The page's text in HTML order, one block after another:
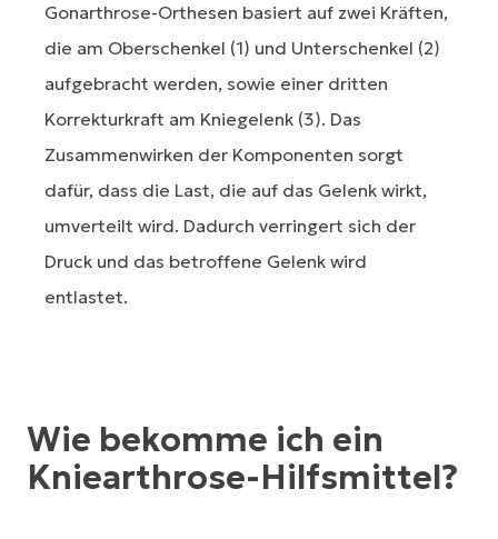
Gonarthrose-Orthesen basiert auf zwei Kräften,
die am Oberschenkel (1) und Unterschenkel (2)
aufgebracht werden, sowie einer dritten
Korrekturkraft am Kniegelenk (3). Das
Zusammenwirken der Komponenten sorgt
dafür, dass die Last, die auf das Gelenk wirkt,
umverteilt wird. Dadurch verringert sich der
Druck und das betroffene Gelenk wird
entlastet.
Wie bekomme ich ein
Kniearthrose-Hilfsmittel?